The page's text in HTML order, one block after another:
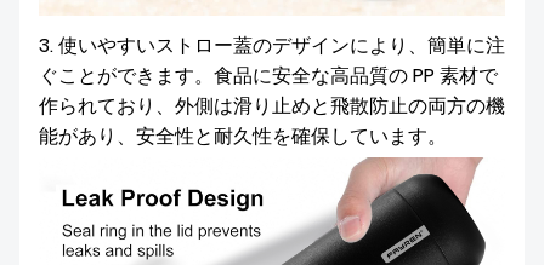
3. 使いやすいストロー蓋のデザインにより、簡単に注
ぐことができます。食品に安全な高品質の PP 素材で
作られており、外側は滑り止めと飛散防止の両方の機
能があり、安全性と耐久性を確保しています。